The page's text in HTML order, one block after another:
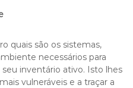
quais são os sistemas,
necessários para
inventário ativo. Isto lhes
vulneráveis e a traçar a